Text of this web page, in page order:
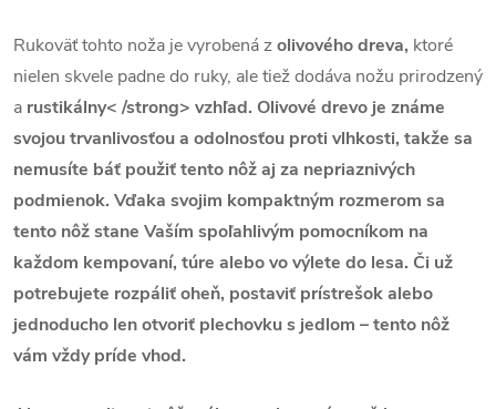
Rukoväť tohto noža je vyrobená zolivového dreva, ktoré
nielen skvele padne do ruky, ale tiež dodáva nožu prirodzený
a rustikálny< /strong> vzhľad. Olivové drevo je známe
svojou trvanlivosťou a odolnosťou proti vlhkosti, takže sa
nemusíte báť použiť tento nôž aj za nepriaznivých
podmienok. Vďaka svojim kompaktným rozmerom sa
tento nôž stane Vaším spoľahlivým pomocníkom na
každom kempovaní, túre alebo vo výlete do lesa. Či už
potrebujete rozpáliť oheň, postaviť prístrešok alebo
jednoducho len otvoriť plechovku s jedlom – tento nôž
vám vždy príde vhod.